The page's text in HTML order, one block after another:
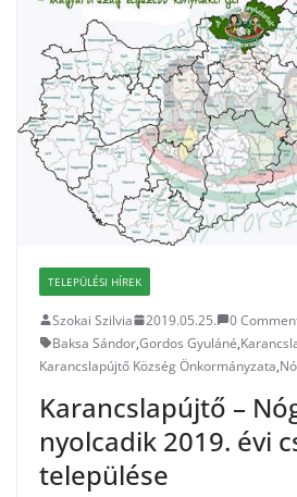
TELEPÜLÉSI HÍREK
Szokai Szilvia 2019.05.25.
0
Baksa Sándor,Gordos Gyuláné,
Karancslapújtő Község Önkormányzata,
Karancslapújtő –
nyolcadik 2019. évi
települése